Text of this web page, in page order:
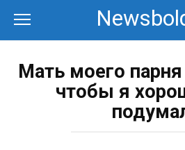
контенту
Мать моего парня
чтобы я